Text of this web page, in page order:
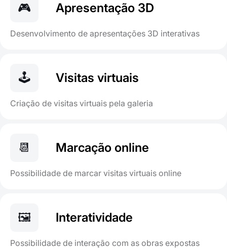
🎮 Apresentação 3D
Desenvolvimento de apresentações 3D interativas
🕹 Visitas virtuais
Criação de visitas virtuais pela galeria
📆 Marcação online
Possibilidade de marcar visitas virtuais online
🖼 Interatividade
Possibilidade de interação com as obras expostas